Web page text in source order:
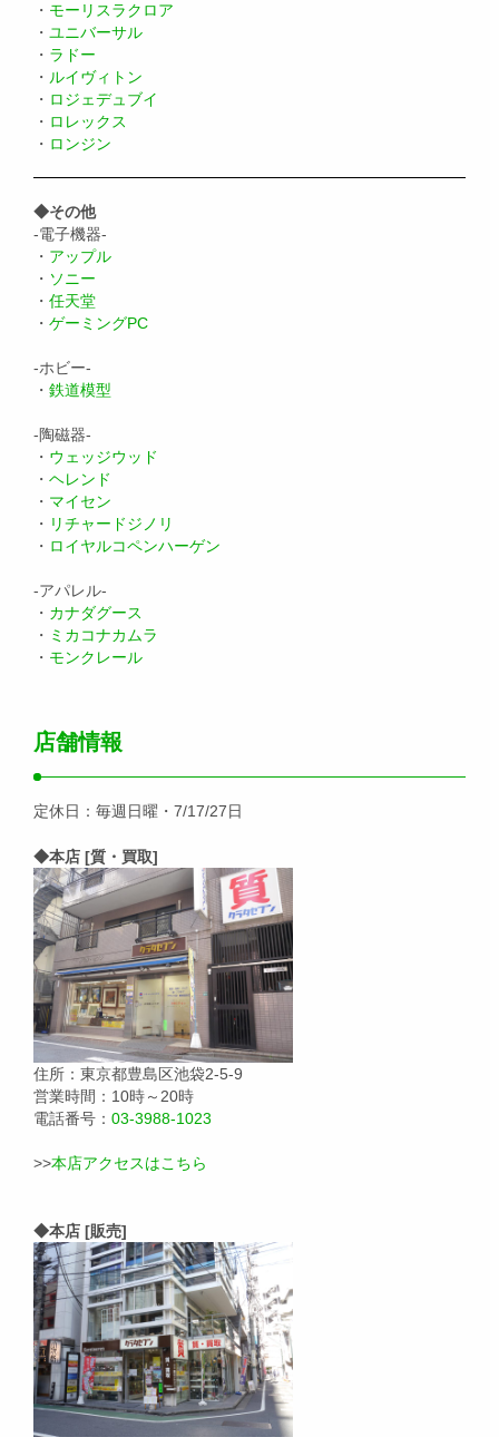
・ モーリスラクロア
・ ユニバーサル
・ ラドー
・ ルイヴィトン
・ ロジェデュブイ
・ ロレックス
・ ロンジン
◆その他
-電子機器-
・ アップル
・ ソニー
・ 任天堂
・ ゲーミングPC
-ホビー-
・ 鉄道模型
-陶磁器-
・ ウェッジウッド
・ ヘレンド
・ マイセン
・ リチャードジノリ
・ ロイヤルコペンハーゲン
-アパレル-
・ カナダグース
・ ミカコナカムラ
・ モンクレール
店舗情報
定休日：毎週日曜・7/17/27日
◆本店 [質・買取]
住所：東京都豊島区池袋2-5-9
営業時間：10時～20時
電話番号： 03-3988-1023
>>本店アクセスはこちら
◆本店 [販売]